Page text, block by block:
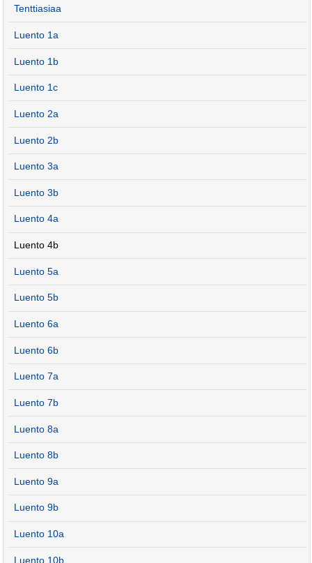
Tenttiasiaa
Luento 1a
Luento 1b
Luento 1c
Luento 2a
Luento 2b
Luento 3a
Luento 3b
Luento 4a
Luento 4b
Luento 5a
Luento 5b
Luento 6a
Luento 6b
Luento 7a
Luento 7b
Luento 8a
Luento 8b
Luento 9a
Luento 9b
Luento 10a
Luento 10b